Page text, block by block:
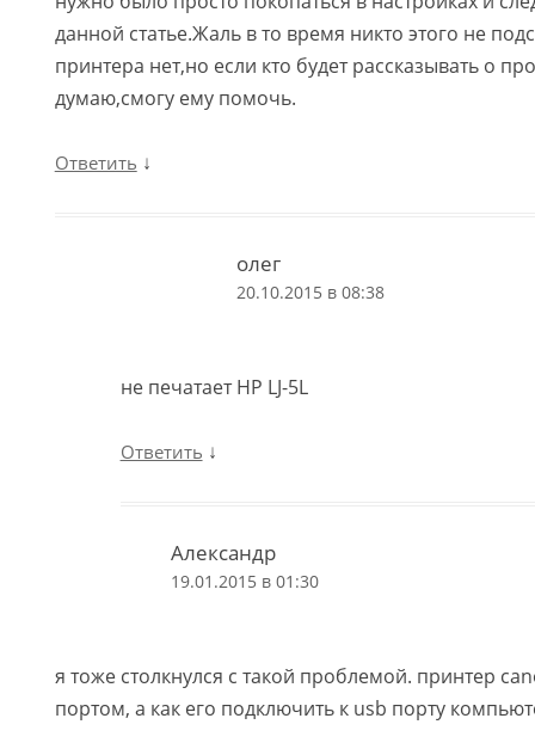
данной статье.Жаль в то время никто этого не
принтера нет,но если кто будет рассказывать о
думаю,смогу ему помочь.
Ответить ↓
олег
20.10.2015 в 08:38
не печатает HP LJ-5L
Ответить ↓
Александр
19.01.2015 в 01:30
я тоже столкнулся с такой проблемой. принтер
портом, а как его подключить к usb порту